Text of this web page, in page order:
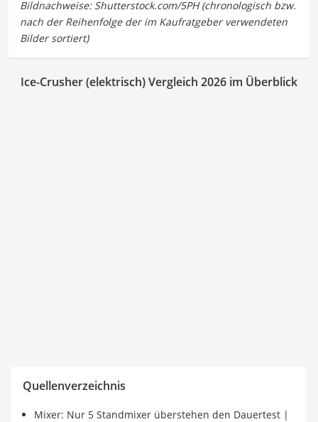
Ice-Crusher (elektrisch) Vergleich 2026 im Überblick
Quellenverzeichnis
Mixer: Nur 5 Standmixer überstehen den Dauertest |